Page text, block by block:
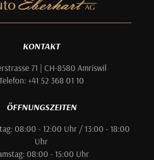
KONTAKT
71 | CH-8580 Amriswil
+41 52 368 01 10
ÖFFNUNGSZEITEN
08:00 - 12:00 Uhr / 13:00 - 18:00
Uhr
08:00 - 15:00 Uhr